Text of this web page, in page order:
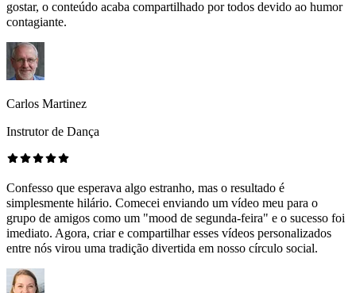
gostar, o conteúdo acaba compartilhado por todos devido ao humor
contagiante.
Carlos Martinez
Instrutor de Dança
Confesso que esperava algo estranho, mas o resultado é
simplesmente hilário. Comecei enviando um vídeo meu para o
grupo de amigos como um "mood de segunda-feira" e o sucesso foi
imediato. Agora, criar e compartilhar esses vídeos personalizados
entre nós virou uma tradição divertida em nosso círculo social.